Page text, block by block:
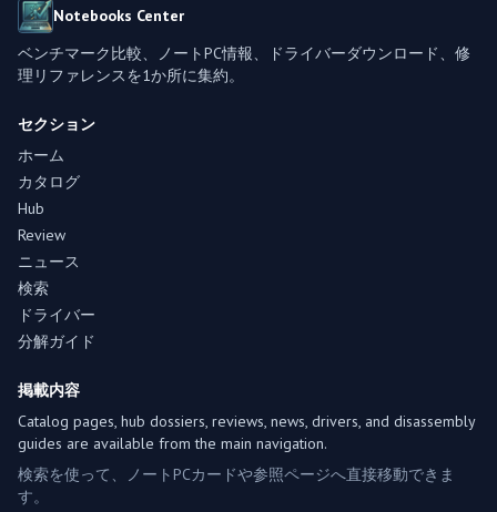
Notebooks Center
ベンチマーク比較、ノートPC情報、ドライバーダウンロード、修
理リファレンスを1か所に集約。
セクション
ホーム
カタログ
Hub
Review
ニュース
検索
ドライバー
分解ガイド
掲載内容
Catalog pages, hub dossiers, reviews, news, drivers, and disassembly
guides are available from the main navigation.
検索を使って、ノートPCカードや参照ページへ直接移動できま
す。